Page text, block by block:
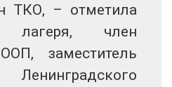
ТКО, – отметила
лагеря, член
заместитель
Ленинградского